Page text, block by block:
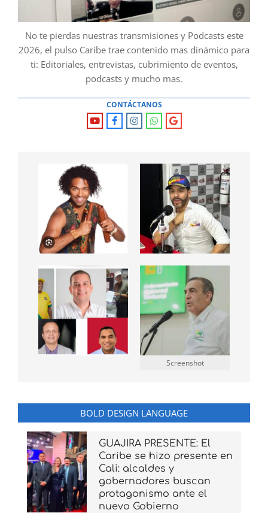
No te pierdas nuestras transmisiones y Podcasts este
2026, el pulso Caribe trae contenido mas dinámico para
ti: Editoriales, entrevistas, cubrimiento de eventos,
podcasts y mucho mas.
CONTÁCTANOS
Screenshot
BOLD DESIGN LANGUAGE
GUAJIRA PRESENTE: El
Caribe se hizo presente en
Cali: alcaldes y
gobernadores buscan
protagonismo ante el
nuevo Gobierno